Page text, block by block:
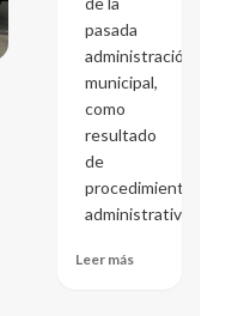
pasada
administración
municipal,
como
resultado
de
procedimientos
administrativos...
Leer más